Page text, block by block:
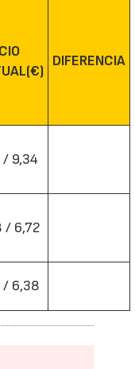
DIFERENCIA
/ 9,34
/ 6,72
/ 6,38